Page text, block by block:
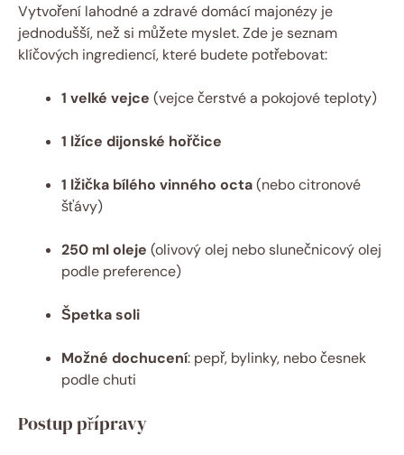
Vytvoření lahodné a zdravé domácí majonézy je
jednodušší, než si můžete myslet. Zde je seznam
klíčových ingrediencí, které budete potřebovat:
1 velké vejce (vejce čerstvé a pokojové teploty)
1 lžíce dijonské hořčice
1 lžička bílého vinného octa(nebo citronové
šťávy)
250 ml oleje (olivový olej nebo slunečnicový olej
podle preference)
Špetka soli
Možné dochucení: pepř, bylinky, nebo česnek
podle chuti
Postup přípravy